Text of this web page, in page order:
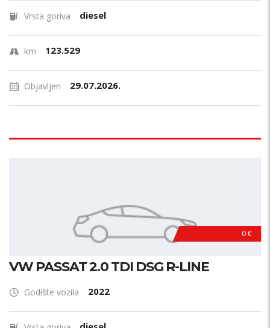
Vrsta goriva diesel
km 123.529
Objavljen 29.07.2026.
0 €
VW PASSAT 2.0 TDI DSG R-LINE
Godište vozila 2022